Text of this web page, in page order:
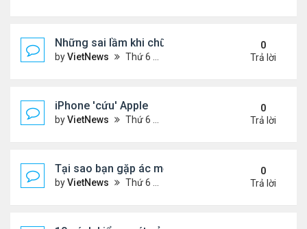
Những sai lầm khi chữa ho tại nhà
byVietNews Thứ 6 Tháng 7 29, 2022 12:39 pm
0
Trả lời
iPhone 'cứu' Apple
byVietNews Thứ 6 Tháng 7 29, 2022 11:43 am
0
Trả lời
Tại sao bạn gặp ác mộng trong giấc ngủ?
byVietNews Thứ 6 Tháng 7 29, 2022 10:47 am
0
Trả lời